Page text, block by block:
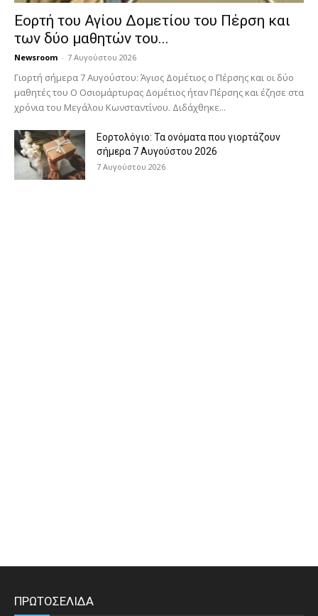
Εορτή του Αγίου Δομετίου του Πέρση και
των δύο μαθητών του...
Newsroom - 7 Αυγούστου 2026
Γιορτή σήμερα 7 Αυγούστου: Άγιος Δομέτιος ο Πέρσης και οι δύο
μαθητές του Ο Oσιομάρτυρας Δομέτιος ήταν Πέρσης και έζησε στα
χρόνια του Μεγάλου Κωνσταντίνου. Διδάχθηκε...
Εορτολόγιο: Τα ονόματα που γιορτάζουν
σήμερα 7 Αυγούστου 2026
7 Αυγούστου 2026
ΠΡΩΤΟΣΕΛΙΔΑ